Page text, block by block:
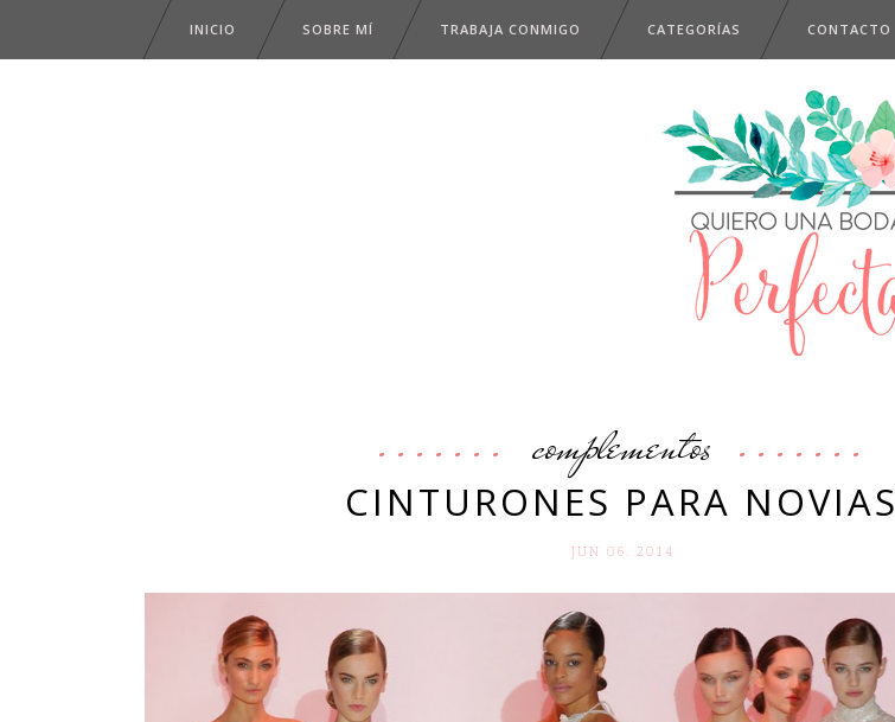
INICIO SOBRE MÍ TRABAJA CONMIGO CATEGORÍAS CONTACTO
complementos
CINTURONES PARA NOVIAS
JUN 06. 2014